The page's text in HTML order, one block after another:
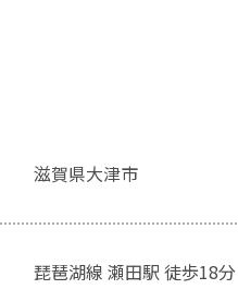
滋賀県大津市
琵琶湖線 瀬田駅 徒歩18分